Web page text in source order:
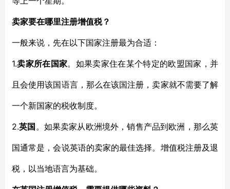
卖家要在哪里注册增值税？
一般来说，先在以下国家注册最为合适：
1.卖家所在国家。如果卖家住在某个特定的欧盟国家，并
且会使用该国语言，那么在该国注册，卖家就不需要了解
一个新国家的税收制度。
2.英国 。如果卖家从欧洲境外，销售产品到欧洲，那么英
国通常是，会说英语的卖家的最佳选择。增值税注册及退
税，以当地语言为基础。